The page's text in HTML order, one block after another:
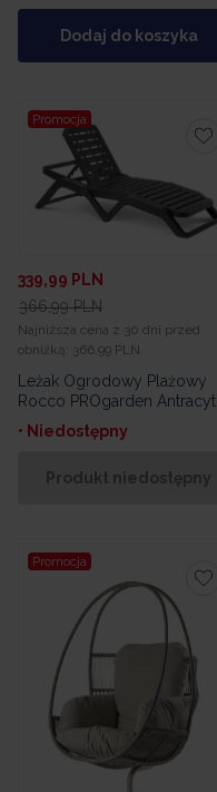
Dodaj do koszyka
Promocja
339,99 PLN
366,99 PLN
Najniższa cena z 30 dni przed
obniżką:
366,99 PLN
Leżak Ogrodowy Plażowy
Rocco PROgarden Antracyt
• Niedostępny
Produkt niedostępny
Promocja